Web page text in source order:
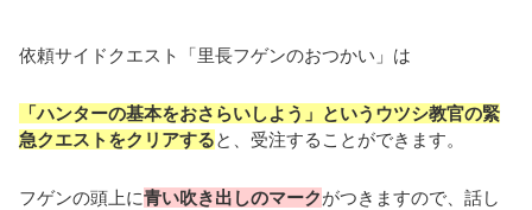
依頼サイドクエスト「里長フゲンのおつかい」は
「ハンターの基本をおさらいしよう」というウツシ教官の緊
急クエストをクリアすると、受注することができます。
フゲンの頭上に青い吹き出しのマークがつきますので、話し